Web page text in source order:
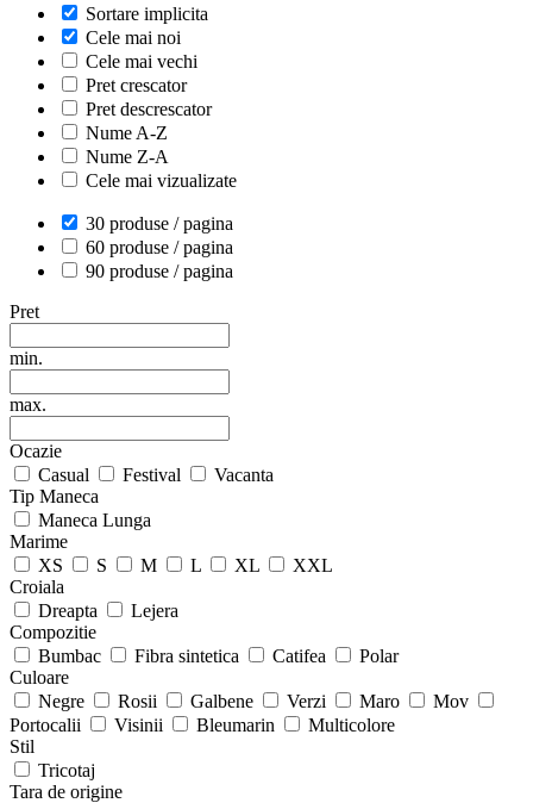
Sortare implicita
Cele mai noi
Cele mai vechi
Pret crescator
Pret descrescator
Nume A-Z
Nume Z-A
Cele mai vizualizate
30 produse / pagina
60 produse / pagina
90 produse / pagina
Pret
min.
max.
Ocazie
Casual
Festival
Vacanta
Tip Maneca
Maneca Lunga
Marime
XS
S M L XL
XXL
Croiala
Dreapta
Lejera
Compozitie
Bumbac
Fibra sintetica Catifea
Polar
Culoare
Negre
Rosii Galbene Verzi Maro
Mov
Portocalii
Visinii Bleumarin
Multicolore
Stil
Tricotaj
Tara de origine